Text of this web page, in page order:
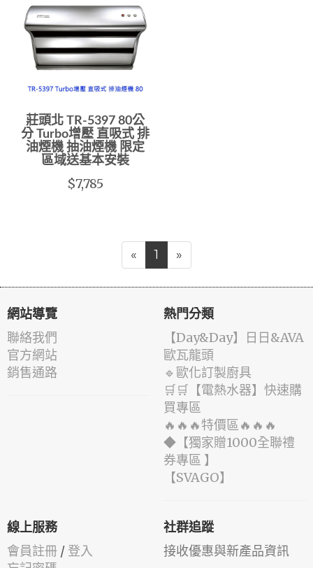
莊頭北 TR-5397 80公
分 Turbo增壓 直吸式 排
油煙機 抽油煙機 限定
區域送基本安裝
$7,785
« 1 »
網站導覽
聯絡我們
官方網站
銷售通路
熱門分類
️【Day&Day】️日日&AVA
歐瓦龍頭
🔹歐化訂製廚具
🛒🛒【電熱水器】快速購
買專區
🔥🔥🔥特價區🔥🔥🔥
◆【獨家贈1000全聯禮
券專區 】
️【SVAGO】️
線上服務
會員註冊 / 登入
社群追蹤
接收優惠與新產品資訊